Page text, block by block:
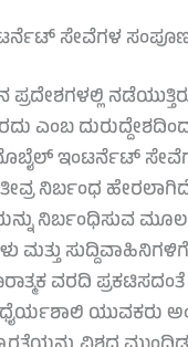
ಸೇವೆಗಳ
ಎಂಬ
ಇಂಟರ್ನೆಟ್
ನಿರ್ಬಂಧ
ನಿರ್ಬಂಧಿಸುವ
ಮತ್ತು
ವರದಿ
ಯುವಕರು